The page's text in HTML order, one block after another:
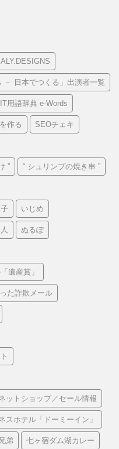
ALY.DESIGNS
－ 日本でつくる」出演者一覧
IT用語辞典 e-Words
作る SEOチェキ
” “ シュリンプの焼き串 ”
いじめ
ぬるぽ
遺産賞」
た詐欺メール
ットショップ／セール情報
スホテル「ドーミーイン」
弟 七ヶ宿ダム湖カレー